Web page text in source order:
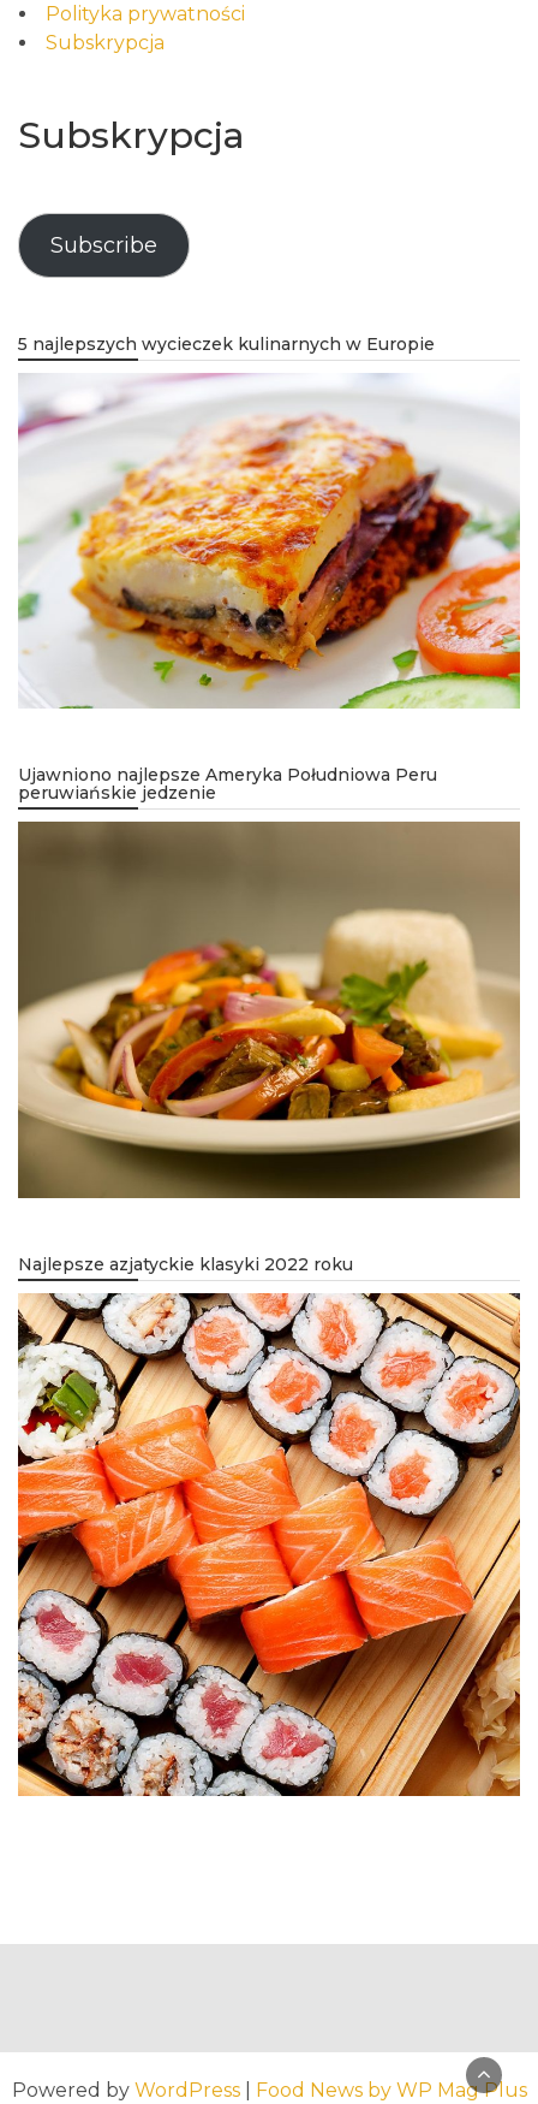
Polityka prywatności
Subskrypcja
Subskrypcja
Subscribe
5 najlepszych wycieczek kulinarnych w Europie
Ujawniono najlepsze Ameryka Południowa Peru
peruwiańskie jedzenie
Najlepsze azjatyckie klasyki 2022 roku
Powered by WordPress| Food News by WP Mag Plus